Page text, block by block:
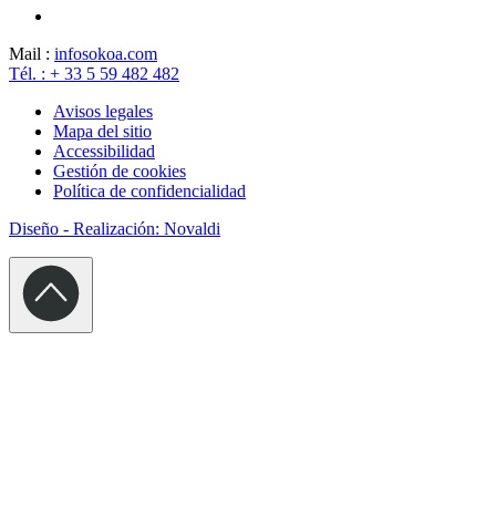
Mail : infosokoa.com
Tél. : + 33 5 59 482 482
Avisos legales
Mapa del sitio
Accessibilidad
Gestión de cookies
Política de confidencialidad
Diseño - Realización: Novaldi